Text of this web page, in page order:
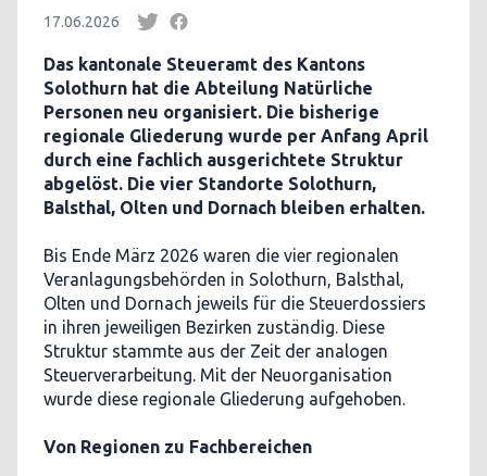
17.06.2026
Das kantonale Steueramt des Kantons
Solothurn hat die Abteilung Natürliche
Personen neu organisiert. Die bisherige
regionale Gliederung wurde per Anfang April
durch eine fachlich ausgerichtete Struktur
abgelöst. Die vier Standorte Solothurn,
Balsthal, Olten und Dornach bleiben erhalten.
Bis Ende März 2026 waren die vier regionalen
Veranlagungsbehörden in Solothurn, Balsthal,
Olten und Dornach jeweils für die Steuerdossiers
in ihren jeweiligen Bezirken zuständig. Diese
Struktur stammte aus der Zeit der analogen
Steuerverarbeitung. Mit der Neuorganisation
wurde diese regionale Gliederung aufgehoben.
Von Regionen zu Fachbereichen